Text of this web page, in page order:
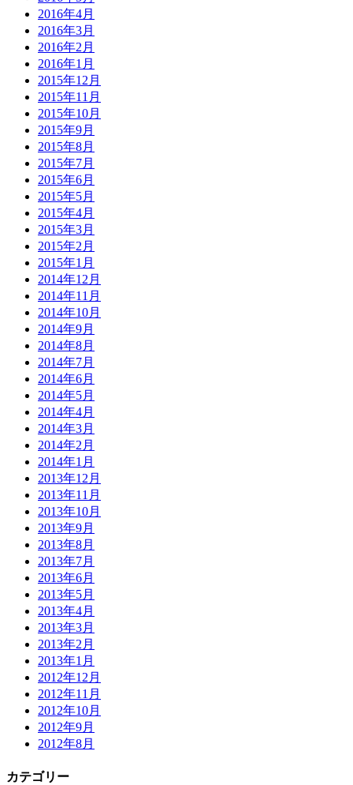
2016年4月
2016年3月
2016年2月
2016年1月
2015年12月
2015年11月
2015年10月
2015年9月
2015年8月
2015年7月
2015年6月
2015年5月
2015年4月
2015年3月
2015年2月
2015年1月
2014年12月
2014年11月
2014年10月
2014年9月
2014年8月
2014年7月
2014年6月
2014年5月
2014年4月
2014年3月
2014年2月
2014年1月
2013年12月
2013年11月
2013年10月
2013年9月
2013年8月
2013年7月
2013年6月
2013年5月
2013年4月
2013年3月
2013年2月
2013年1月
2012年12月
2012年11月
2012年10月
2012年9月
2012年8月
カテゴリー